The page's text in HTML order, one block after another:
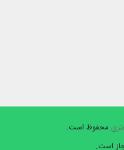
محفوظ است.
است.